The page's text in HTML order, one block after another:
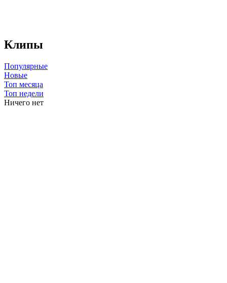
Клипы
Популярные
Новые
Топ месяца
Топ недели
Ничего нет